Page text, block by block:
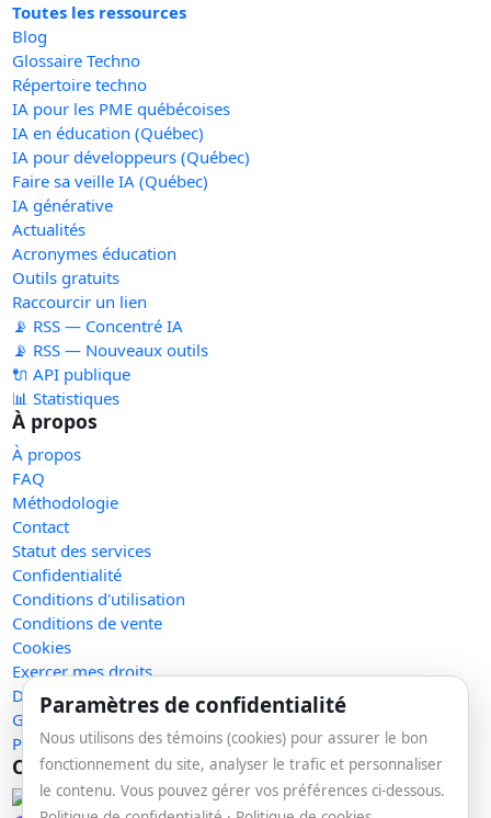
Toutes les ressources
Blog
Glossaire Techno
Répertoire techno
IA pour les PME québécoises
IA en éducation (Québec)
IA pour développeurs (Québec)
Faire sa veille IA (Québec)
IA générative
Actualités
Acronymes éducation
Outils gratuits
Raccourcir un lien
📡 RSS — Concentré IA
📡 RSS — Nouveaux outils
🔌 API publique
📊 Statistiques
À propos
À propos
FAQ
Méthodologie
Contact
Statut des services
Confidentialité
Conditions d'utilisation
Conditions de vente
Cookies
Exercer mes droits
Demande de retrait
Gérer les témoins
Plan du site
Communauté
Facebook
Paramètres de confidentialité
Nous utilisons des témoins (cookies) pour assurer le bon
fonctionnement du site, analyser le trafic et personnaliser
le contenu. Vous pouvez gérer vos préférences ci-dessous.